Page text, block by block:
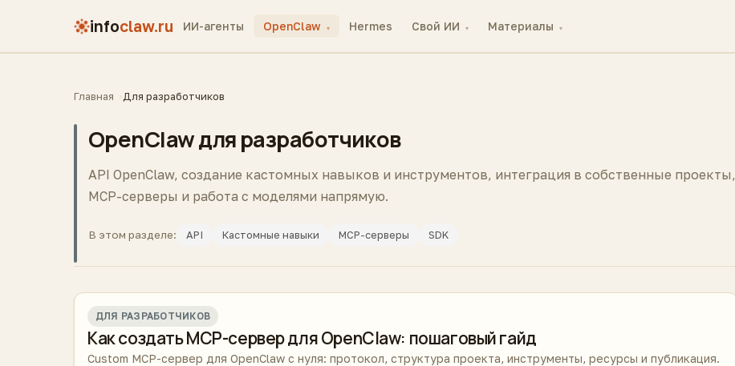
infoclaw.ru ИИ-агенты OpenClaw ▾ Hermes Свой ИИ ▾ Материалы ▾
Главная Для разработчиков
OpenClaw для разработчиков
API OpenClaw, создание кастомных навыков и инструментов, интеграция в собственные проекты,
MCP-серверы и работа с моделями напрямую.
В этом разделе: API Кастомные навыки MCP-серверы SDK
ДЛЯ РАЗРАБОТЧИКОВ
Как создать MCP-сервер для OpenClaw: пошаговый гайд
Custom MCP-сервер для OpenClaw с нуля: протокол, структура проекта, инструменты, ресурсы и публикация.